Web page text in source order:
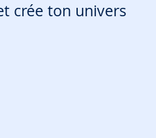
crée ton univers